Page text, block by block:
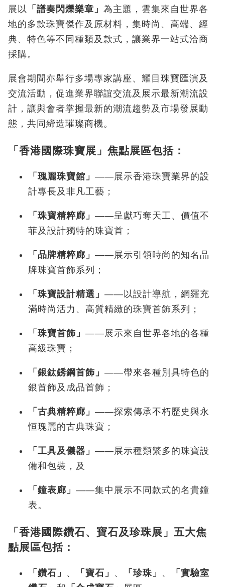
展以 「譜奏閃爍樂章」 為主題，雲集來自世界各
地的多款珠寶傑作及原材料，集時尚、高端、經
典、特色等不同種類及款式，讓業界一站式洽商
採購。
展會期間亦舉行多場專家講座、耀目珠寶匯演及
交流活動，促進業界聯誼交流及展示最新潮流設
計，讓與會者掌握最新的潮流趨勢及市場發展動
態，共同締造璀璨商機。
「香港國際珠寶展」焦點展區包括：
「 瑰麗珠寶館 」 ——展示香港珠寶業界的設
計專長及非凡工藝；
「珠寶精粹廊」 ——呈獻巧奪天工、價值不
菲及設計獨特的珠寶首；
「品牌精粹廊」 ——展示引領時尚的知名品
牌珠寶首飾系列；
「珠寶設計精選」 ——以設計導航，網羅充
滿時尚活力、高質精緻的珠寶首飾系列；
「珠寶首飾」 ——展示來自世界各地的各種
高級珠寶；
「銀鈦銹鋼首飾」 ——帶來各種別具特色的
銀首飾及成品首飾；
「古典精粹廊」 ——探索傳承不朽歷史與永
恒瑰麗的古典珠寶；
「工具及儀器」 ——展示種類繁多的珠寶設
備和包裝，及
「鐘表廊」 ——集中展示不同款式的名貴鐘
表。
「香港國際鑽石、寶石及珍珠展」五大焦
點展區包括：
「鑽石」 、 「寶石」 、 「珍珠」 、 「 實驗室